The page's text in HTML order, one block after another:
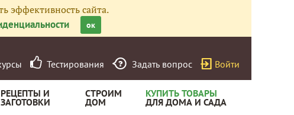
эффективность сайта.
ок
Тестирования Задать вопрос Войти
РЕЦЕПТЫ И
ЗАГОТОВКИ
СТРОИМ
ДОМ
КУПИТЬ ТОВАРЫ
ДЛЯ ДОМА И САДА